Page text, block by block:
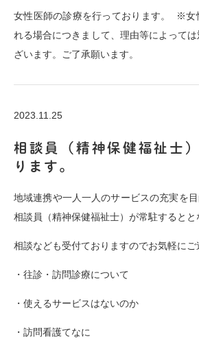
女性医師の診療を行っております。 ※女
れる場合につきまして、理由等によって
ざいます。ご了承願います。
2023.11.25
相談員（精神保健福祉士
ります。
地域連携や一人一人のサービスの充実を
相談員（精神保健福祉士）が常駐するとと
相談なども受付ておりますのでお気軽にご
・往診・訪問診療について
・使えるサービスはないのか
・訪問看護てなに